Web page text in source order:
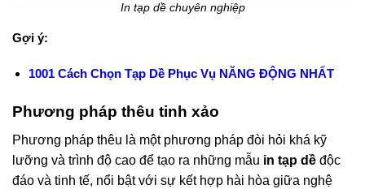
In tạp dề chuyên nghiệp
Gợi ý:
1001 Cách Chọn Tạp Dề Phục Vụ NĂNG ĐỘNG NHẤT
Phương pháp thêu tinh xảo
Phương pháp thêu là một phương pháp đòi hỏi khá kỹ
lưỡng và trình độ cao để tạo ra những mẫu in tạp dề độc
đáo và tinh tế, nổi bật với sự kết hợp hài hòa giữa nghệ